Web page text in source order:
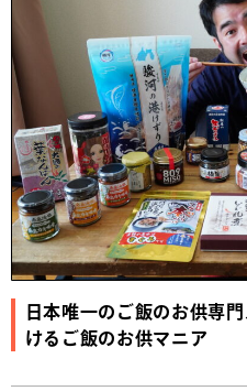
日本唯一のご飯のお供専
けるご飯のお供マニア